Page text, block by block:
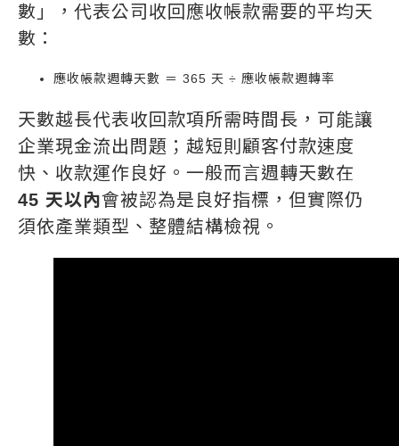
數」，代表公司收回應收帳款需要的平均天
數：
應收帳款週轉天數 ＝ 365 天 ÷ 應收帳款週轉率
天數越長代表收回款項所需時間長，可能讓
企業現金流出問題；越短則顧客付款速度
快、收款運作良好。一般而言週轉天數在
45 天以內會被認為是良好指標，但實際仍
須依產業類型、整體結構檢視。